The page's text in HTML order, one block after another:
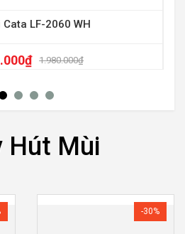
LF-2060 WH
1.980.000₫
₫
Hút Mùi
-30%